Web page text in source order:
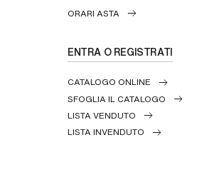
ORARI ASTA
ENTRA O REGISTRATI
CATALOGO ONLINE
SFOGLIA IL CATALOGO
LISTA VENDUTO
LISTA INVENDUTO